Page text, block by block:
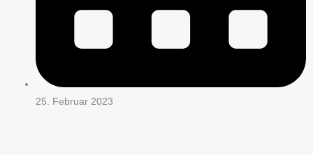
25. Februar 2023